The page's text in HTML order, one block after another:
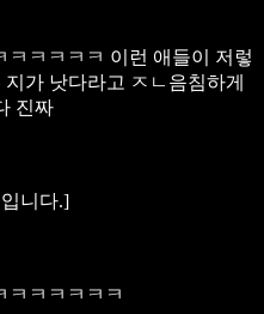
ㅋㅋㅋㅋㅋ 이런 애들이 저렇
가 낫다라고 ㅈㄴ음침하게
진짜
니다.]
ㅋㅋㅋㅋㅋㅋ